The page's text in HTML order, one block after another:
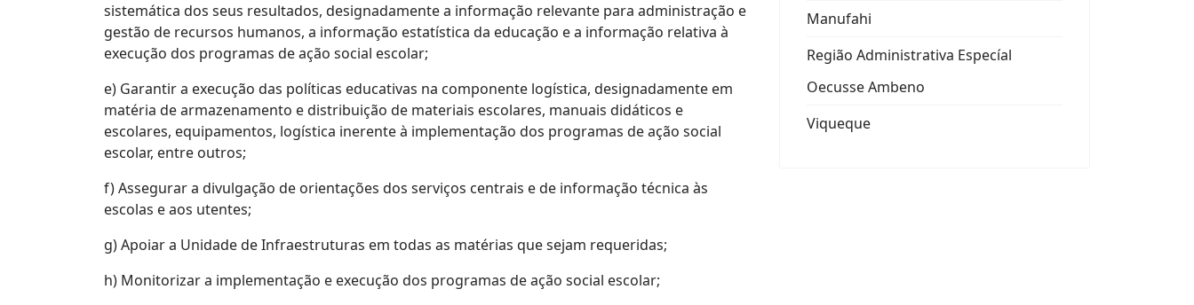
sistemática dos seus resultados, designadamente a informação relevante para administração e
gestão de recursos humanos, a informação estatística da educação e a informação relativa à
execução dos programas de ação social escolar;
e) Garantir a execução das políticas educativas na componente logística, designadamente em
matéria de armazenamento e distribuição de materiais escolares, manuais didáticos e
escolares, equipamentos, logística inerente à implementação dos programas de ação social
escolar, entre outros;
f) Assegurar a divulgação de orientações dos serviços centrais e de informação técnica às
escolas e aos utentes;
g) Apoiar a Unidade de Infraestruturas em todas as matérias que sejam requeridas;
h) Monitorizar a implementação e execução dos programas de ação social escolar;
Manufahi
Região Administrativa Especíal
Oecusse Ambeno
Viqueque